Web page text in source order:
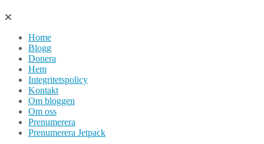
Home
Blogg
Donera
Hem
Integritetspolicy
Kontakt
Om bloggen
Om oss
Prenumerera
Prenumerera Jetpack